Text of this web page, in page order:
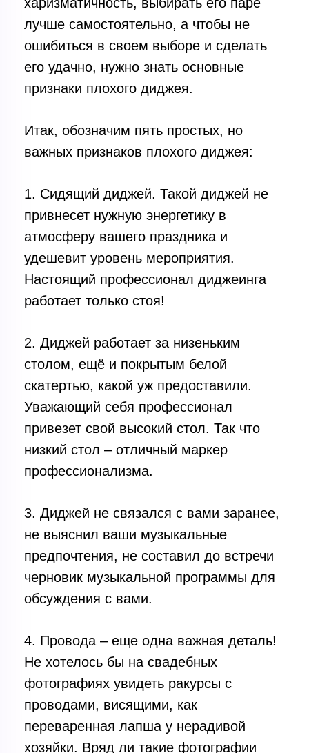
лучше самостоятельно, а чтобы не
ошибиться в своем выборе и сделать
его удачно, нужно знать основные
признаки плохого диджея.
Итак, обозначим пять простых, но
важных признаков плохого диджея:
1. Сидящий диджей. Такой диджей не
привнесет нужную энергетику в
атмосферу вашего праздника и
удешевит уровень мероприятия.
Настоящий профессионал диджеинга
работает только стоя!
2. Диджей работает за низеньким
столом, ещё и покрытым белой
скатертью, какой уж предоставили.
Уважающий себя профессионал
привезет свой высокий стол. Так что
низкий стол – отличный маркер
профессионализма.
3. Диджей не связался с вами заранее,
не выяснил ваши музыкальные
предпочтения, не составил до встречи
черновик музыкальной программы для
обсуждения с вами.
4. Провода – еще одна важная деталь!
Не хотелось бы на свадебных
фотографиях увидеть ракурсы с
проводами, висящими, как
переваренная лапша у нерадивой
хозяйки. Вряд ли такие фотографии